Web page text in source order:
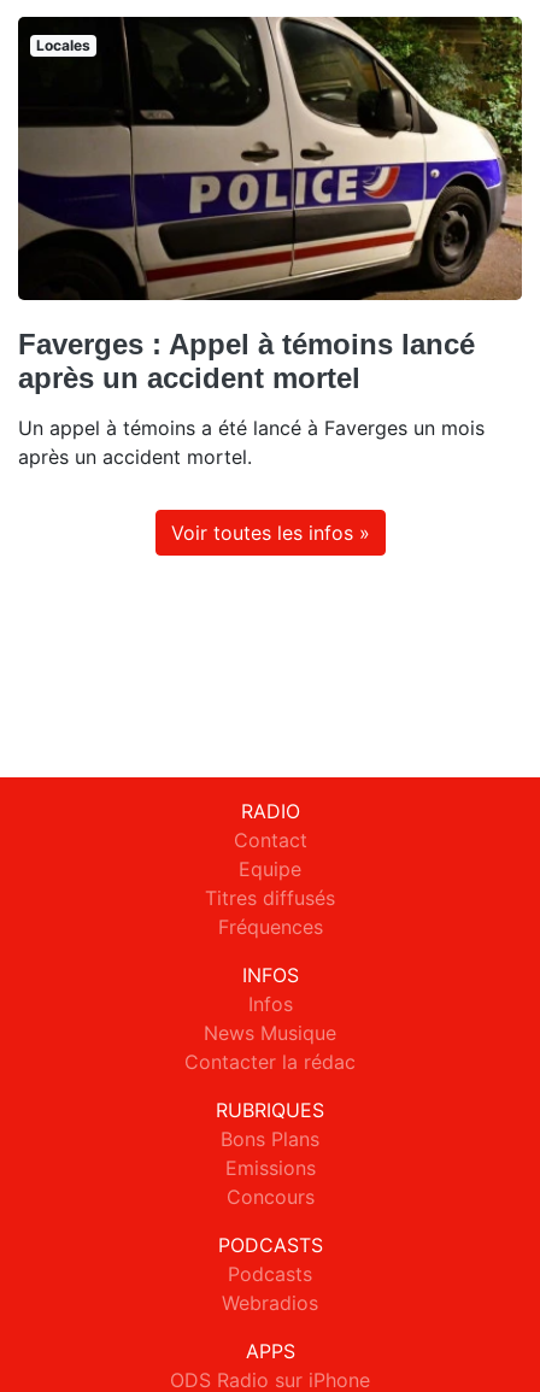
Locales
Faverges : Appel à témoins lancé
après un accident mortel
Un appel à témoins a été lancé à Faverges un mois
après un accident mortel.
Voir toutes les infos »
RADIO
Contact
Equipe
Titres diffusés
Fréquences
INFOS
Infos
News Musique
Contacter la rédac
RUBRIQUES
Bons Plans
Emissions
Concours
PODCASTS
Podcasts
Webradios
APPS
ODS Radio sur iPhone